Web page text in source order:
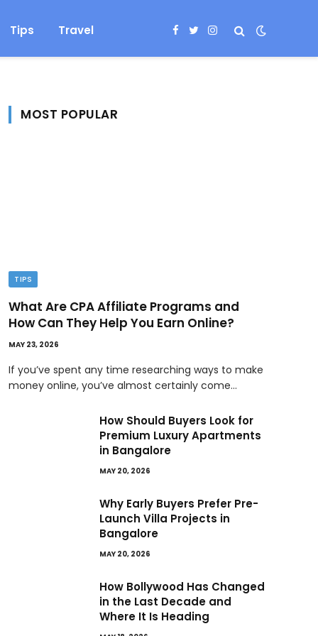
Tips Travel Facebook
TwitterInstagram
MOST POPULAR
TIPS
What Are CPA Affiliate Programs and
How Can They Help You Earn Online?
MAY 23, 2026
If you’ve spent any time researching ways to make
money online, you’ve almost certainly come…
How Should Buyers Look for
Premium Luxury Apartments
in Bangalore
MAY 20, 2026
Why Early Buyers Prefer Pre-
Launch Villa Projects in
Bangalore
MAY 20, 2026
How Bollywood Has Changed
in the Last Decade and
Where It Is Heading